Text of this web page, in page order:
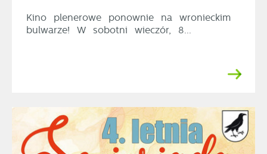
Kino plenerowe ponownie na wronieckim
bulwarze! W sobotni wieczór, 8...